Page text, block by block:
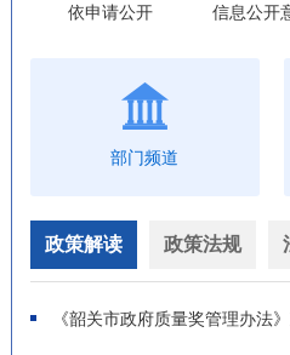
依申请公开 信息公开
部门频道
政策解读 政策法规
《韶关市政府质量奖管理办法